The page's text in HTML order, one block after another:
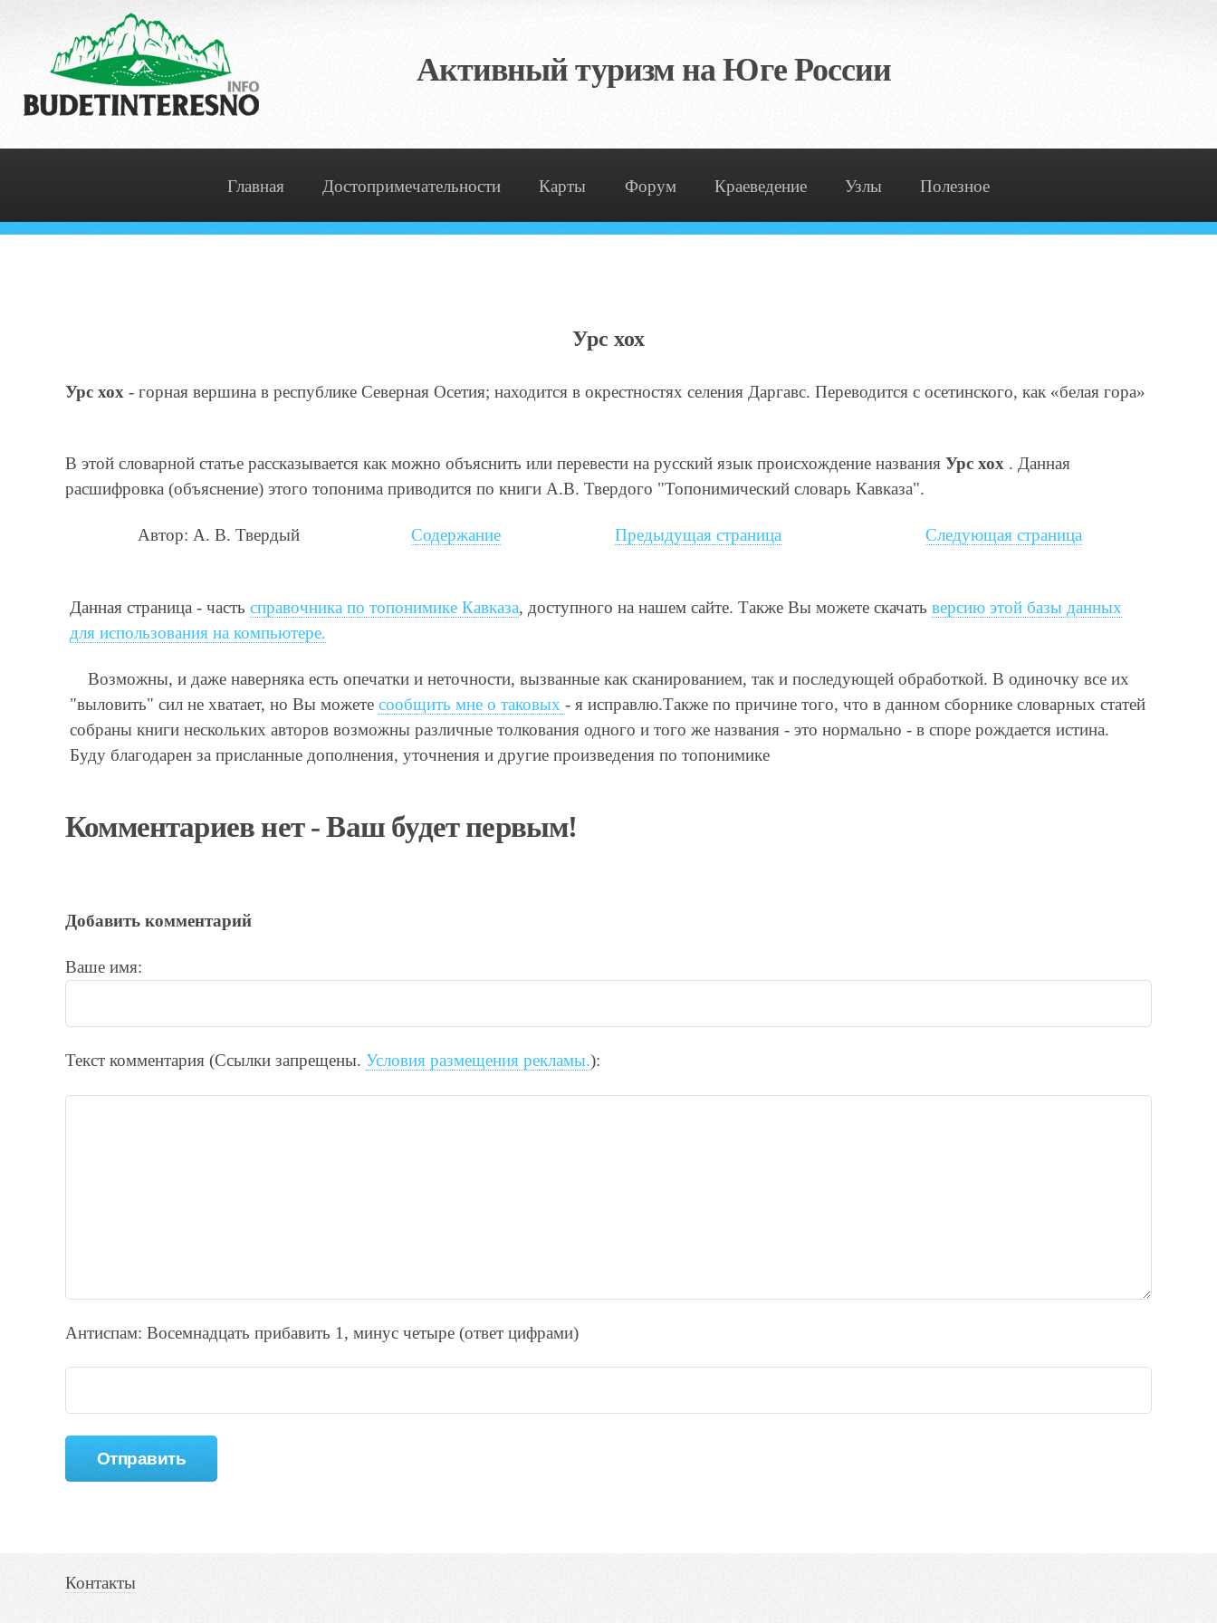
Активный туризм на Юге России
Главная Достопримечательности Карты Форум Краеведение Узлы Полезное
Урс хох
Урс хох - горная вершина в республике Северная Осетия; находится в окрестностях селения Даргавс. Переводится с осетинского, как «белая гора»
В этой словарной статье рассказывается как можно объяснить или перевести на русский язык происхождение названия Урс хох . Данная
расшифровка (объяснение) этого топонима приводится по книги А.В. Твердого "Топонимический словарь Кавказа".
Автор: А. В. Твердый Содержание Предыдущая страница Следующая страница
Данная страница - часть справочника по топонимике Кавказа, доступного на нашем сайте. Также Вы можете скачать версию этой базы данных
для использования на компьютере.
Возможны, и даже наверняка есть опечатки и неточности, вызванные как сканированием, так и последующей обработкой. В одиночку все их
"выловить" сил не хватает, но Вы можете сообщить мне о таковых - я исправлю.Также по причине того, что в данном сборнике словарных статей
собраны книги нескольких авторов возможны различные толкования одного и того же названия - это нормально - в споре рождается истина.
Буду благодарен за присланные дополнения, уточнения и другие произведения по топонимике
Комментариев нет - Ваш будет первым!
Добавить комментарий
Ваше имя:
Текст комментария (Ссылки запрещены. Условия размещения рекламы.):
Антиспам: Воceмнадцать прибaвить 1, минyc чeтырe (ответ цифрами)
Контакты